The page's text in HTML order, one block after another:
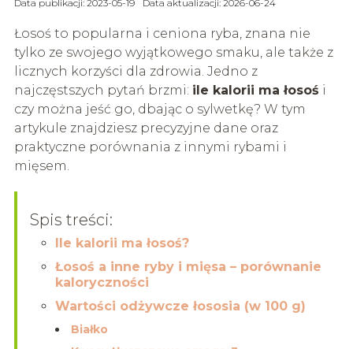
Data publikacji: 2023-05-19 Data aktualizacji: 2026-06-24
Łosoś to popularna i ceniona ryba, znana nie
tylko ze swojego wyjątkowego smaku, ale także z
licznych korzyści dla zdrowia. Jedno z
najczęstszych pytań brzmi: ile kalorii ma łosoś i
czy można jeść go, dbając o sylwetkę? W tym
artykule znajdziesz precyzyjne dane oraz
praktyczne porównania z innymi rybami i
mięsem.
Spis treści:
Ile kalorii ma łosoś?
Łosoś a inne ryby i mięsa – porównanie
kaloryczności
Wartości odżywcze łososia (w 100 g)
Białko